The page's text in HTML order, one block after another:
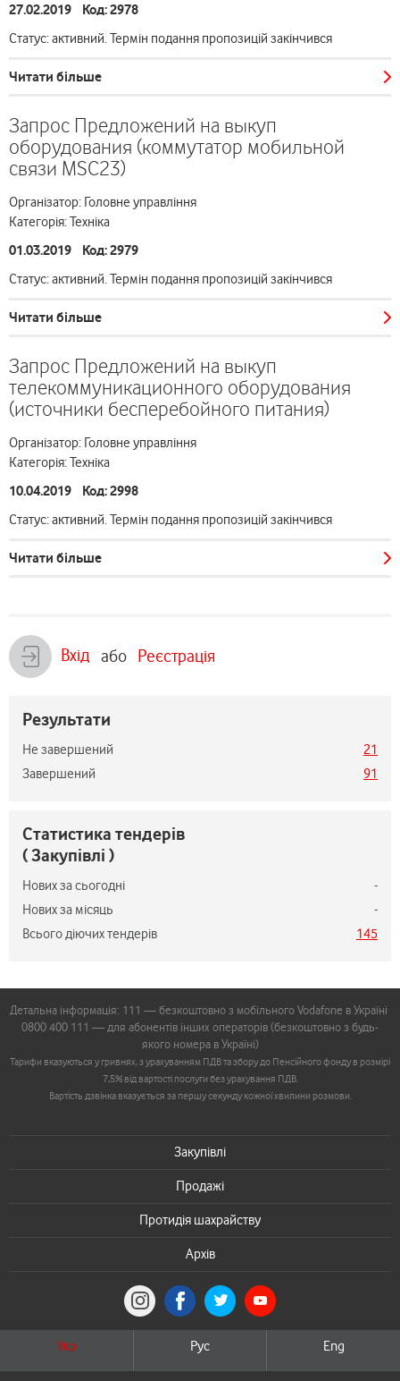
27.02.2019 Код: 2978
Статус: активний. Термін подання пропозицій закінчився
Читати більше
Запрос Предложений на выкуп
оборудования (коммутатор мобильной
связи MSC23)
Організатор: Головне управління
Категорія: Техніка
01.03.2019 Код: 2979
Статус: активний. Термін подання пропозицій закінчився
Читати більше
Запрос Предложений на выкуп
телекоммуникационного оборудования
(источники бесперебойного питания)
Організатор: Головне управління
Категорія: Техніка
10.04.2019 Код: 2998
Статус: активний. Термін подання пропозицій закінчився
Читати більше
Вхід або Реєстрація
Результати
Не завершений
21
Завершений
91
Статистика тендерів
( Закупівлі )
Нових за сьогодні
-
Нових за місяць
-
Всього діючих тендерів
145
Детальна інформація: 111 — безкоштовно з мобільного Vodafone в Україні
0800 400 111 — для абонентів інших операторів (безкоштовно з будь-
якого номера в Україні)
Тарифи вказуються у гривнях, з урахуванням ПДВ та збору до Пенсійного фонду в розмірі
7,5% від вартості послуги без урахування ПДВ.
Вартість дзвінка вказується за першу секунду кожної хвилини розмови.
Закупівлі
Продажі
Протидія шахрайству
Архів
Укр Рус Eng